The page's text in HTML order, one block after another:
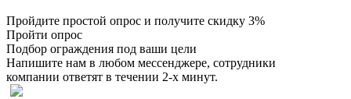
Пройдите простой опрос и получите скидку 3%
Пройти опрос
Подбор ограждения под ваши цели
Напишите нам в любом мессенджере, сотрудники
компании ответят в течении 2-х минут.